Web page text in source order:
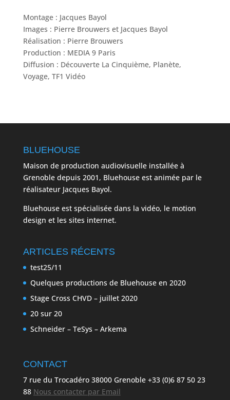
Montage : Jacques Bayol
Images : Pierre Brouwers et Jacques Bayol
Réalisation : Pierre Brouwers
Production : MEDIA 9 Paris
Diffusion : Découverte La Cinquième, Planète,
Voyage, TF1 Vidéo
BLUEHOUSE
Maison de production audiovisuelle installée à
Grenoble depuis 2001, Bluehouse est animée par le
réalisateur Jacques Bayol.
Bluehouse est spécialisée dans la vidéo, le motion
design et les sites internet.
ARTICLES RÉCENTS
test25/11
Quelques productions de Bluehouse en 2020
Stage Cross CHVD – juillet 2020
20 sur 20
Schneider – TeSys – Arkema
CONTACT
7 rue du Trocadéro 38000 Grenoble +33 (0)6 87 50 23
88 Nous contacter par Email